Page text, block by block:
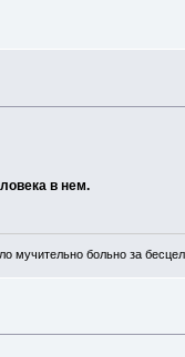
в нем.
мучительно больно за